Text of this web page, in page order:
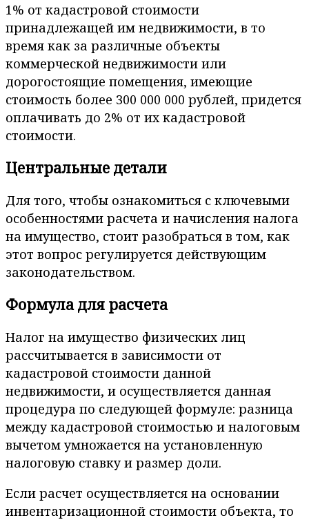
1% от кадастровой стоимости
принадлежащей им недвижимости, в то
время как за различные объекты
коммерческой недвижимости или
дорогостоящие помещения, имеющие
стоимость более 300 000 000 рублей, придется
оплачивать до 2% от их кадастровой
стоимости.
Центральные детали
Для того, чтобы ознакомиться с ключевыми
особенностями расчета и начисления налога
на имущество, стоит разобраться в том, как
этот вопрос регулируется действующим
законодательством.
Формула для расчета
Налог на имущество физических лиц
рассчитывается в зависимости от
кадастровой стоимости данной
недвижимости, и осуществляется данная
процедура по следующей формуле: разница
между кадастровой стоимостью и налоговым
вычетом умножается на установленную
налоговую ставку и размер доли.
Если расчет осуществляется на основании
инвентаризационной стоимости объекта, то